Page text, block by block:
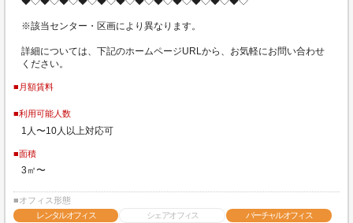
※該当センター・区画により異なります。
詳細については、下記のホームページURLから、お気軽にお問い合わせ
ください。
■月額賃料
■利用可能人数
1人〜10人以上対応可
■面積
3㎡〜
■オフィス形態
レンタルオフィス
シェアオフィス バーチャルオフィス